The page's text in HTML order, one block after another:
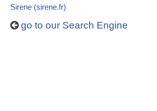
Sirene (sirene.fr)
go to our Search Engine